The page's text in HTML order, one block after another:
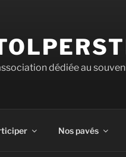
dédiée au
Nos pavés